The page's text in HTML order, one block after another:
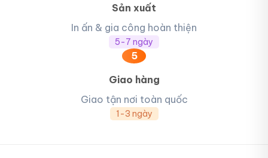
Sản xuất
In ấn & gia công hoàn thiện
5-7 ngày
5
Giao hàng
Giao tận nơi toàn quốc
1-3 ngày